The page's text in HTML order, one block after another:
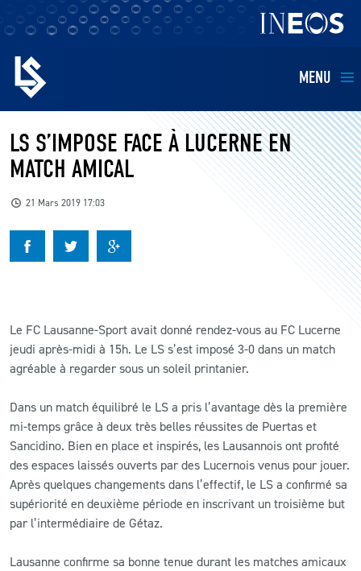
MENU
EQUIPES
BILLETTERIE
KIDS
RESTAURATION
CONTACT
ACTUALITÉS
LS E-SHOP
LS S’IMPOSE FACE À LUCERNE EN
MATCH AMICAL
21 Mars 2019 17:03
Le FC Lausanne-Sport avait donné rendez-vous au FC Lucerne
jeudi après-midi à 15h. Le LS s’est imposé 3-0 dans un match
agréable à regarder sous un soleil printanier.
Dans un match équilibré le LS a pris l’avantage dès la première
mi-temps grâce à deux très belles réussites de Puertas et
Sancidino. Bien en place et inspirés, les Lausannois ont profité
des espaces laissés ouverts par des Lucernois venus pour jouer.
Après quelques changements dans l’effectif, le LS a confirmé sa
supériorité en deuxième période en inscrivant un troisième but
par l’intermédiaire de Gétaz.
Lausanne confirme sa bonne tenue durant les matches amicaux